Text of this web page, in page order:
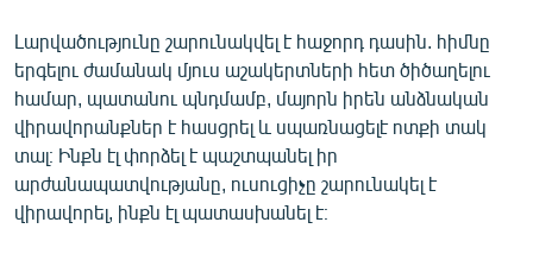
Լարվածությունը շարունակվել է հաջորդ դասին. հիմնը
երգելու ժամանակ մյուս աշակերտների հետ ծիծաղելու
համար, պատանու պնդմամբ, մայորն իրեն անձնական
վիրավորանքներ է հասցրել և սպառնացելէ ոտքի տակ
տալ։ Ինքն էլ փորձել է պաշտպանել իր
արժանապատվությանը, ուսուցիչը շարունակել է
վիրավորել, ինքն էլ պատասխանել է։